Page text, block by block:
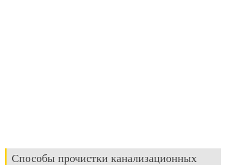
Способы прочистки канализационных